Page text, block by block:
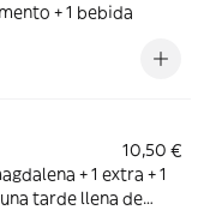
+ 1 bebida
10,50 €
+ 1 extra + 1
tarde llena de